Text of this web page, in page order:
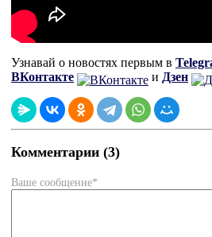
Узнавай о новостях первым в
ВКонтакте
и Дзен
Комментарии (3)
Ваше сообщение*